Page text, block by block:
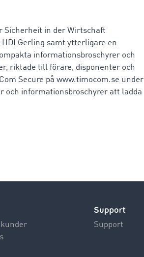
Sicherheit in der Wirtschaft
Gerling samt ytterligare en
informationsbroschyrer och
riktade till förare, disponenter och
Secure på www.timocom.se under
och informationsbroschyrer att ladda
Support
Support